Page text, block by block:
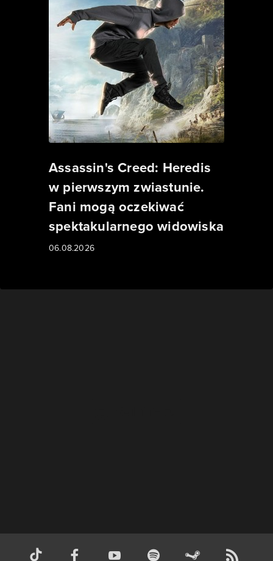
Assassin's Creed: Heredis
w pierwszym zwiastunie.
Fani mogą oczekiwać
spektakularnego widowiska
06.08.2026